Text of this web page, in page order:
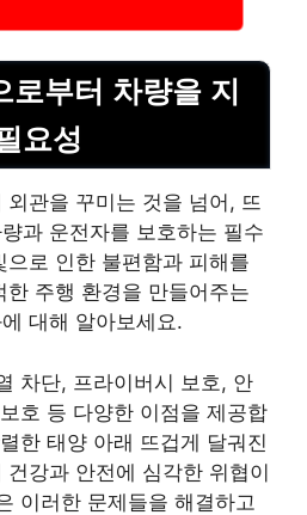
로부터 차량을 지
요성
외관을 꾸미는 것을 넘어, 뜨
과 운전자를 보호하는 필수
로 인한 불편함과 피해를
주행 환경을 만들어주는
대해 알아보세요.
차단, 프라이버시 보호, 안
호 등 다양한 이점을 제공합
한 태양 아래 뜨겁게 달궈진
강과 안전에 심각한 위협이
이러한 문제들을 해결하고